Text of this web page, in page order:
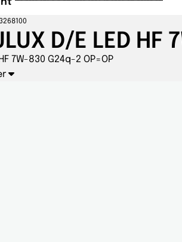
D/E LED HF
7W-830 G24q-2 OP=OP